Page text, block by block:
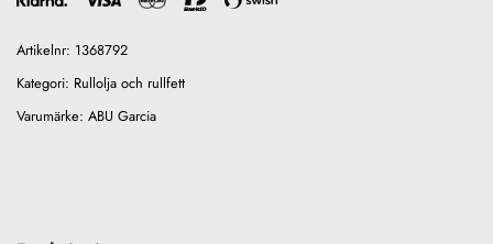
Artikelnr: 1368792
Kategori: Rullolja och rullfett
Varumärke: ABU Garcia